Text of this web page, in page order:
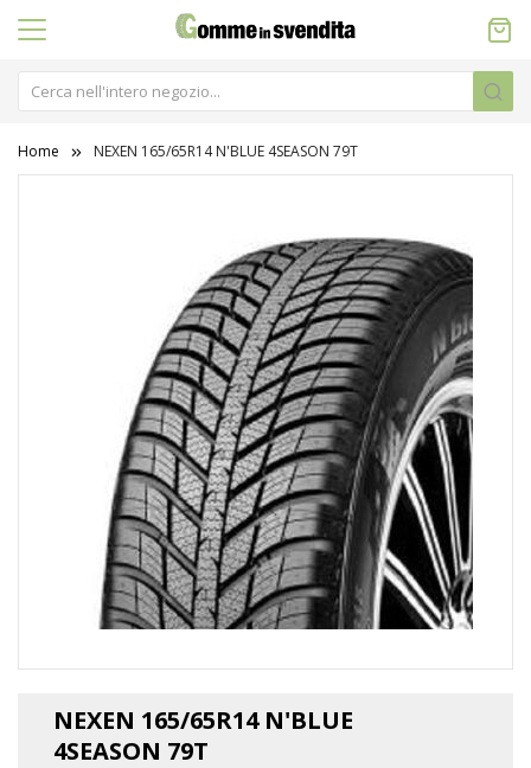
Home NEXEN 165/65R14 N'BLUE 4SEASON 79T
NEXEN 165/65R14 N'BLUE
4SEASON 79T
galleria